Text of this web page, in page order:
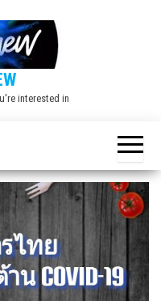
interested in